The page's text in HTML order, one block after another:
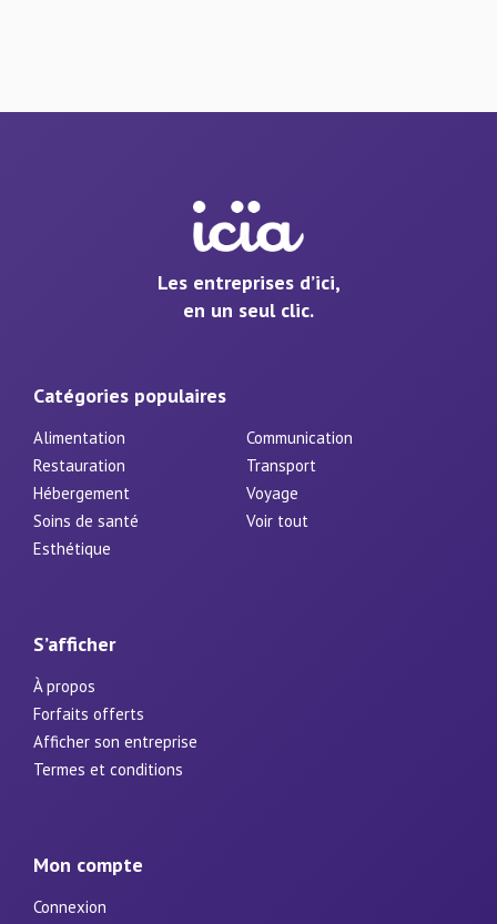
Les entreprises d’ici,
en un seul clic.
Catégories populaires
Alimentation
Communication
Restauration
Transport
Hébergement
Voyage
Soins de santé
Voir tout
Esthétique
S’afficher
À propos
Forfaits offerts
Afficher son entreprise
Termes et conditions
Mon compte
Connexion